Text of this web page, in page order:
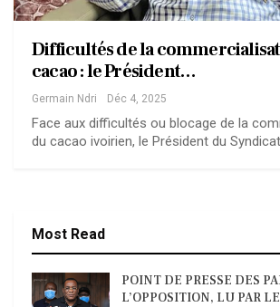
Difficultés de la
cacao : le Président…
Germain Ndri Déc 4, 2025
Face aux difficultés ou blocage de la
du cacao ivoirien, le Président du
Most Read
POINT DE PRESSE DES
L’OPPOSITION, LU PAR